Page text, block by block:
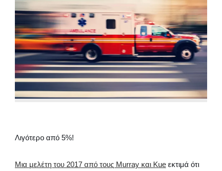
Λιγότερο από 5%!
Μια μελέτη του 2017 από τους Murray και Kue εκτιμά ότι